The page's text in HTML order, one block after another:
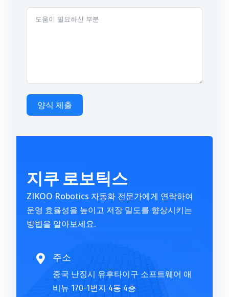
양식 제출
e
n
a
t
지쿠 로보틱스
ZIKOO Robotics 자동화 전문가에게 연락하여
운영 효율성을 높이고 저장 밀도를 향상시키는
방법을 알아보세요.
 주소
중국 난징시 유후타이구 소프트웨어 애
비뉴 170-1번지 4동 4층